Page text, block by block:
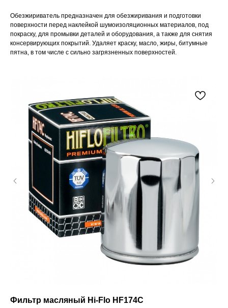
Обезжириватель предназначен для обезжиривания и подготовки
поверхности перед наклейкой шумоизоляционных материалов, под
покраску, для промывки деталей и оборудования, а также для снятия
консервирующих покрытий. Удаляет краску, масло, жиры, битумные
пятна, в том числе с сильно загрязненных поверхностей.
Фильтр масляный Hi-Flo HF174C